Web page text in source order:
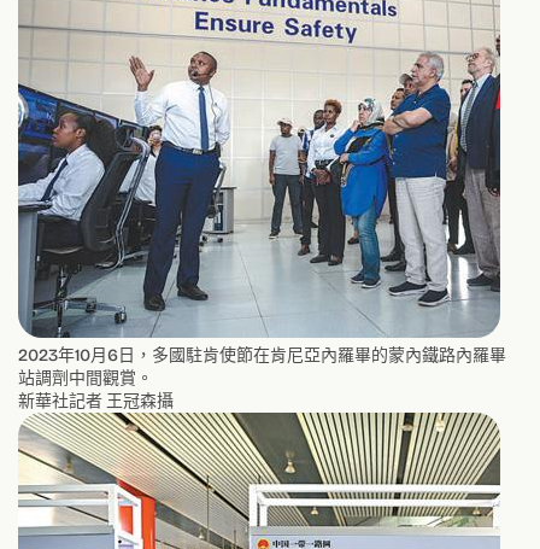
2023年10月6日，多國駐肯使節在肯尼亞內羅畢的蒙內鐵路內羅畢
站調劑中間觀賞。
新華社記者 王冠森攝